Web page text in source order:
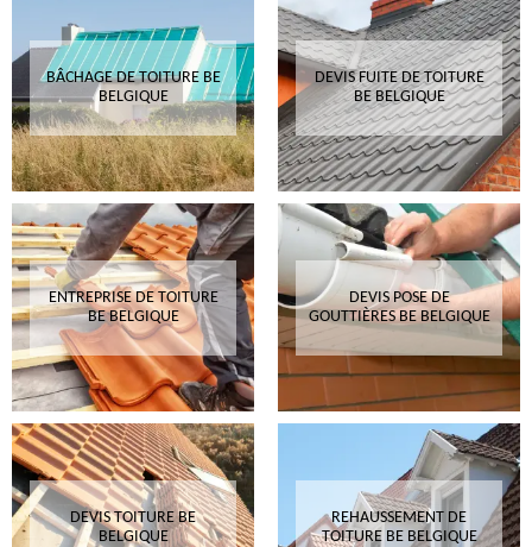
BÂCHAGE DE TOITURE BE
BELGIQUE
DEVIS FUITE DE TOITURE
BE BELGIQUE
ENTREPRISE DE TOITURE
BE BELGIQUE
DEVIS POSE DE
GOUTTIÈRES BE BELGIQUE
DEVIS TOITURE BE
BELGIQUE
REHAUSSEMENT DE
TOITURE BE BELGIQUE